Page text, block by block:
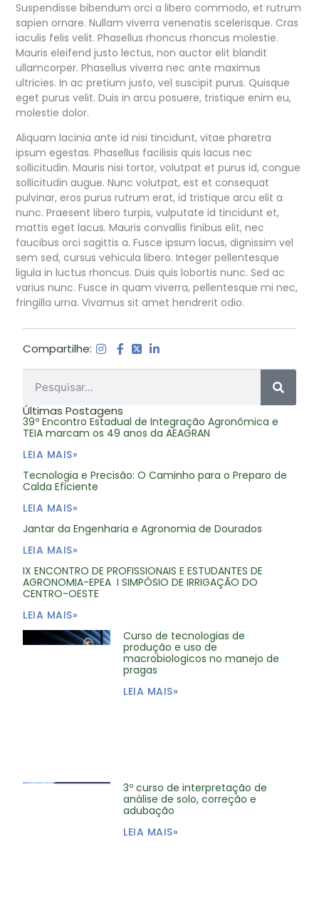
Suspendisse bibendum orci a libero commodo, et rutrum
sapien ornare. Nullam viverra venenatis scelerisque. Cras
iaculis felis velit. Phasellus rhoncus rhoncus molestie.
Mauris eleifend justo lectus, non auctor elit blandit
ullamcorper. Phasellus viverra nec ante maximus
ultricies. In ac pretium justo, vel suscipit purus. Quisque
eget purus velit. Duis in arcu posuere, tristique enim eu,
molestie dolor.
Aliquam lacinia ante id nisi tincidunt, vitae pharetra
ipsum egestas. Phasellus facilisis quis lacus nec
sollicitudin. Mauris nisi tortor, volutpat et purus id, congue
sollicitudin augue. Nunc volutpat, est et consequat
pulvinar, eros purus rutrum erat, id tristique arcu elit a
nunc. Praesent libero turpis, vulputate id tincidunt et,
mattis eget lacus. Mauris convallis finibus elit, nec
faucibus orci sagittis a. Fusce ipsum lacus, dignissim vel
sem sed, cursus vehicula libero. Integer pellentesque
ligula in luctus rhoncus. Duis quis lobortis nunc. Sed ac
varius nunc. Fusce in quam viverra, pellentesque mi nec,
fringilla urna. Vivamus sit amet hendrerit odio.
Compartilhe:
Últimas Postagens
39º Encontro Estadual de Integração Agronômica e
TEIA marcam os 49 anos da AEAGRAN
LEIA MAIS»
Tecnologia e Precisão: O Caminho para o Preparo de
Calda Eficiente
LEIA MAIS»
Jantar da Engenharia e Agronomia de Dourados
LEIA MAIS»
IX ENCONTRO DE PROFISSIONAIS E ESTUDANTES DE
AGRONOMIA-EPEA I SIMPÓSIO DE IRRIGAÇÃO DO
CENTRO-OESTE
LEIA MAIS»
Curso de tecnologias de
produção e uso de
macrobiologicos no manejo de
pragas
LEIA MAIS»
3º curso de interpretação de
análise de solo, correção e
adubação
LEIA MAIS»